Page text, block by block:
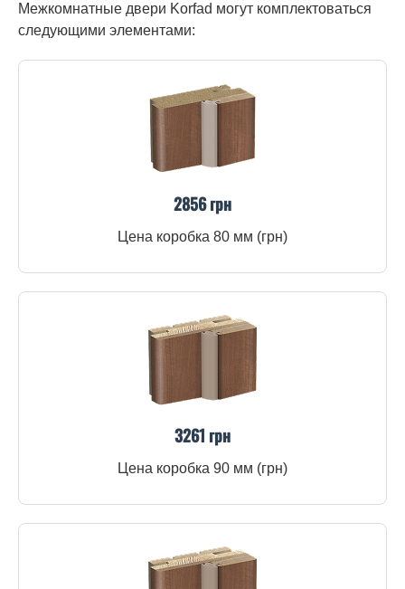
Межкомнатные двери Korfad могут комплектоваться
следующими элементами:
2856 грн
Цена коробка 80 мм (грн)
3261 грн
Цена коробка 90 мм (грн)